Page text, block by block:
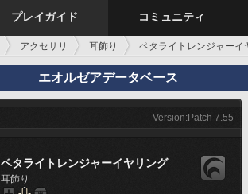
プレイガイド コミュニティ
アクセサリ 耳飾り ペタライトレンジャーイ
エオルゼアデータベース
Version:Patch 7.55
ペタライトレンジャーイヤリング
耳飾り